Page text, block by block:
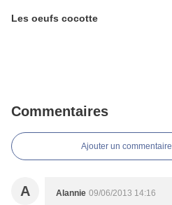
Les oeufs cocotte
Commentaires
Ajouter un commentaire
A Alannie 09/06/2013 14:16